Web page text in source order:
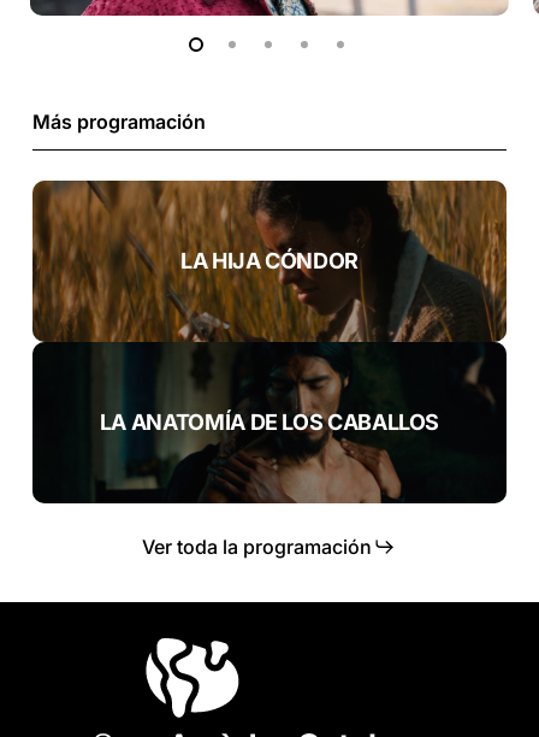
Más programación
LA HIJA CÓNDOR
LA ANATOMÍA DE LOS CABALLOS
Ver toda la programación